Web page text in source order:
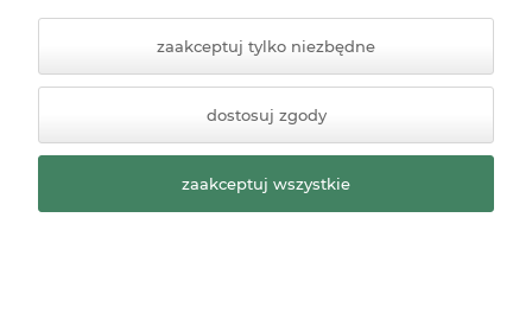
Styl graficzny ShopGadget.pl
Sklep internetowy Shoper
Premium
zaakceptuj tylko niezbędne
dostosuj zgody
zaakceptuj wszystkie